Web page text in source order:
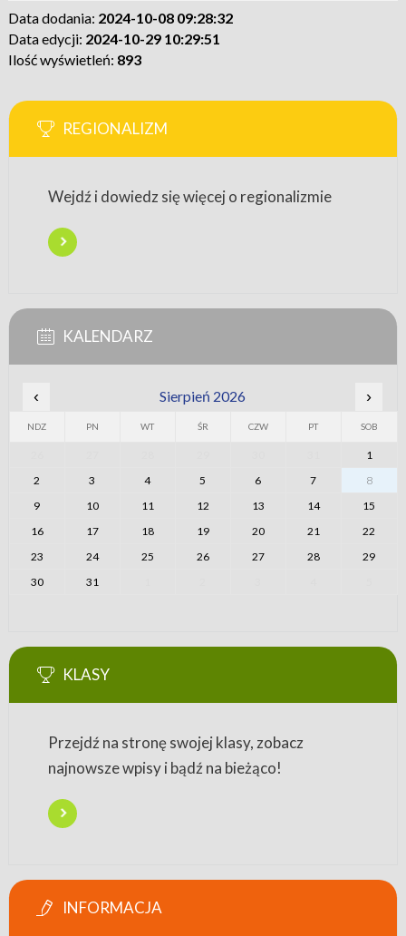
Data dodania: 2024-10-08 09:28:32
Data edycji: 2024-10-29 10:29:51
Ilość wyświetleń: 893
REGIONALIZM
Wejdź i dowiedz się więcej o regionalizmie
KALENDARZ
‹ Sierpień 2026 ›
NDZ PN WT ŚR CZW PT SOB
1
2
3 4 5 6 7
8
9
10 11 12 13 14
15
16
17 18 19 20 21
22
23
24 25 26 27 28
29
30
31
KLASY
Przejdź na stronę swojej klasy, zobacz
najnowsze wpisy i bądź na bieżąco!
INFORMACJA